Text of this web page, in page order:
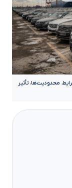
محدودیت‌ها، تأثیر